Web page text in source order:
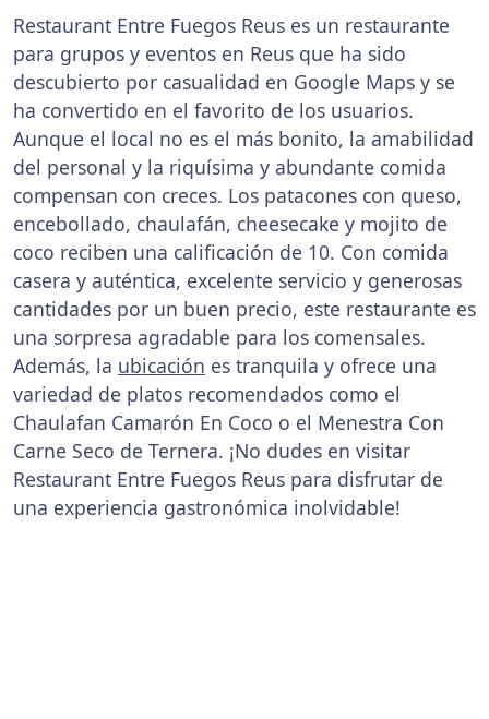
Restaurant Entre Fuegos Reus es un restaurante
para grupos y eventos en Reus que ha sido
descubierto por casualidad en Google Maps y se
ha convertido en el favorito de los usuarios.
Aunque el local no es el más bonito, la amabilidad
del personal y la riquísima y abundante comida
compensan con creces. Los patacones con queso,
encebollado, chaulafán, cheesecake y mojito de
coco reciben una calificación de 10. Con comida
casera y auténtica, excelente servicio y generosas
cantidades por un buen precio, este restaurante es
una sorpresa agradable para los comensales.
Además, la ubicación es tranquila y ofrece una
variedad de platos recomendados como el
Chaulafan Camarón En Coco o el Menestra Con
Carne Seco de Ternera. ¡No dudes en visitar
Restaurant Entre Fuegos Reus para disfrutar de
una experiencia gastronómica inolvidable!